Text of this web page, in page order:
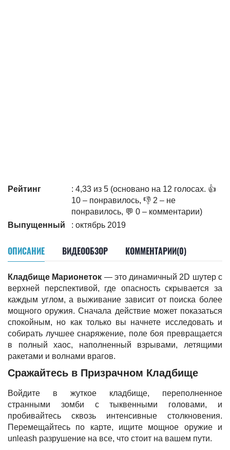
Рейтинг
: 4,33 из 5 (основано на 12 голосах. 👍
10 – понравилось, 👎 2 – не
понравилось, 💬 0 – комментарии)
Выпущенный
: октябрь 2019
ОПИСАНИЕ ВИДЕООБЗОР КОММЕНТАРИИ(0)
Кладбище Марионеток — это динамичный 2D шутер с
верхней перспективой, где опасность скрывается за
каждым углом, а выживание зависит от поиска более
мощного оружия. Сначала действие может показаться
спокойным, но как только вы начнете исследовать и
собирать лучшее снаряжение, поле боя превращается
в полный хаос, наполненный взрывами, летящими
ракетами и волнами врагов.
Сражайтесь в Призрачном Кладбище
Войдите в жуткое кладбище, переполненное
странными зомби с тыквенными головами, и
пробивайтесь сквозь интенсивные столкновения.
Перемещайтесь по карте, ищите мощное оружие и
unleash разрушение на все, что стоит на вашем пути.